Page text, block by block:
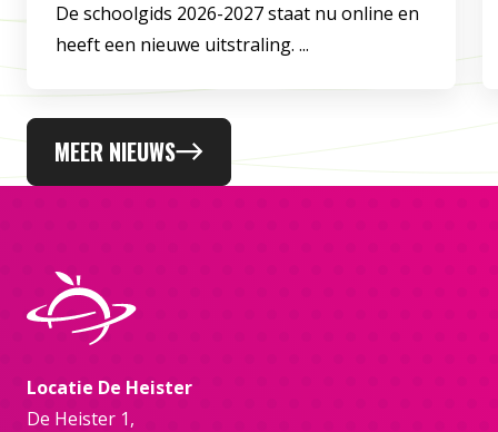
De schoolgids 2026-2027 staat nu online en
heeft een nieuwe uitstraling. ...
MEER NIEUWS
Locatie De Heister
De Heister 1,